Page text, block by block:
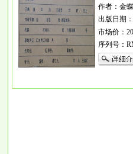
作者：金
出版日期
市场价：
序列号：